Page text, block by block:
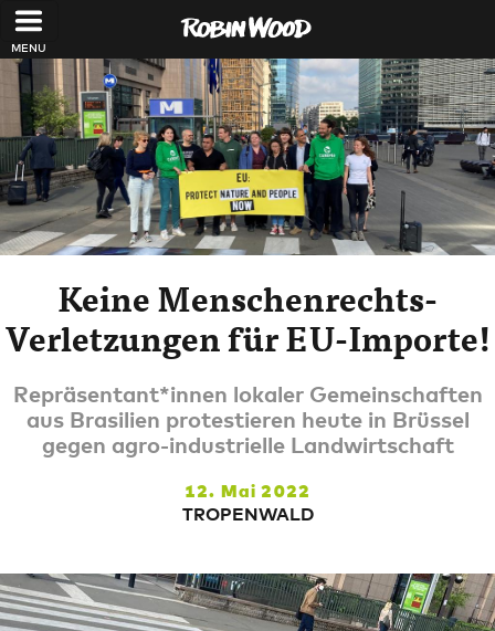
Direkt zum Inhalt
Keine Menschenrechts-
Verletzungen für EU-Importe!
Repräsentant*innen lokaler Gemeinschaften
aus Brasilien protestieren heute in Brüssel
gegen agro-industrielle Landwirtschaft
12. Mai 2022
TROPENWALD